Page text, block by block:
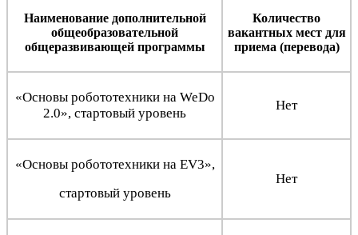
Наименование дополнительной
общеобразовательной
общеразвивающей программы
Количество
вакантных мест для
приема (перевода)
«Основы робототехники на WeDo
2.0», стартовый уровень
Нет
«Основы робототехники на EV3»,
стартовый уровень
Нет